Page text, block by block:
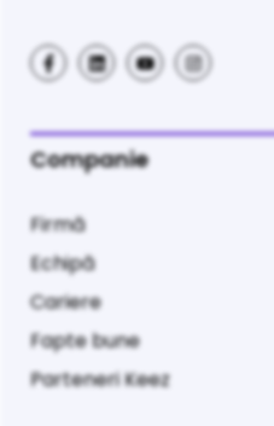
Companie
Firmă
Echipă
Cariere
Fapte bune
Parteneri Keez